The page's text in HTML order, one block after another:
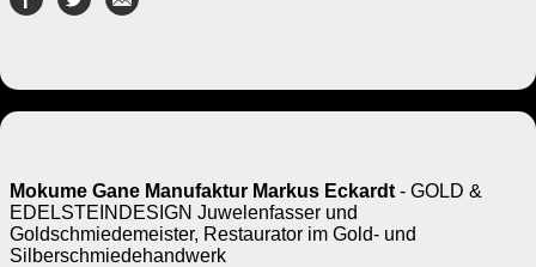
Mokume Gane Manufaktur Markus Eckardt - GOLD &
EDELSTEINDESIGN Juwelenfasser und
Goldschmiedemeister, Restaurator im Gold- und
Silberschmiedehandwerk